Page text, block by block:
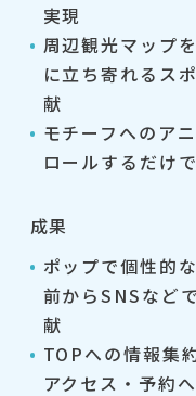
実現
周辺観光マップ
に立ち寄れるス
献
モチーフへのア
ロールするだけ
成果
ポップで個性的
前からSNSなど
献
TOPへの情報集
アクセス・予約